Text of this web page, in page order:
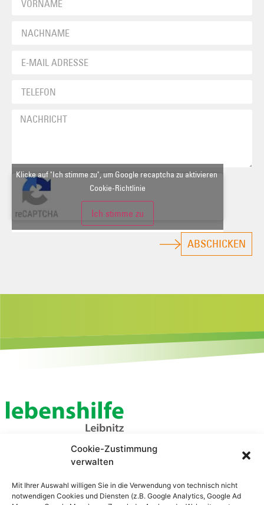
Cookie-Zustimmung
verwalten
Mit Ihrer Auswahl willigen Sie in die Verwendung von technisch nicht
notwendigen Cookies und Diensten (z.B. Google Analytics, Google Ad
Klicke auf "Ich stimme zu", um Google recaptcha zu aktivieren
Cookie-Richtlinie
Ich stimme zu
ABSCHICKEN
Lebenshilfe Leibnitz
Zentrale Verwaltung
8430 Leibnitz